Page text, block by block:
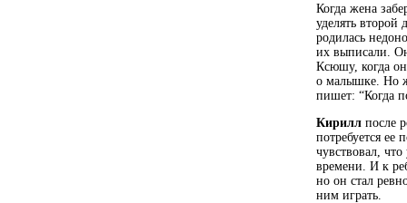
Когда жена
уделять
родилась
их выписали.
Ксюшу, когда
о малышке. Но
пишет: “Когда
Кирилл после
потребуется
чувствовал,
времени. И к
но он стал
ним играть.